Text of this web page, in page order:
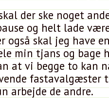
der ske noget
og helt lade
også skal jeg have
min tjans og bage
at vi begge to kan
fastavalgæster
arbejde de andre.